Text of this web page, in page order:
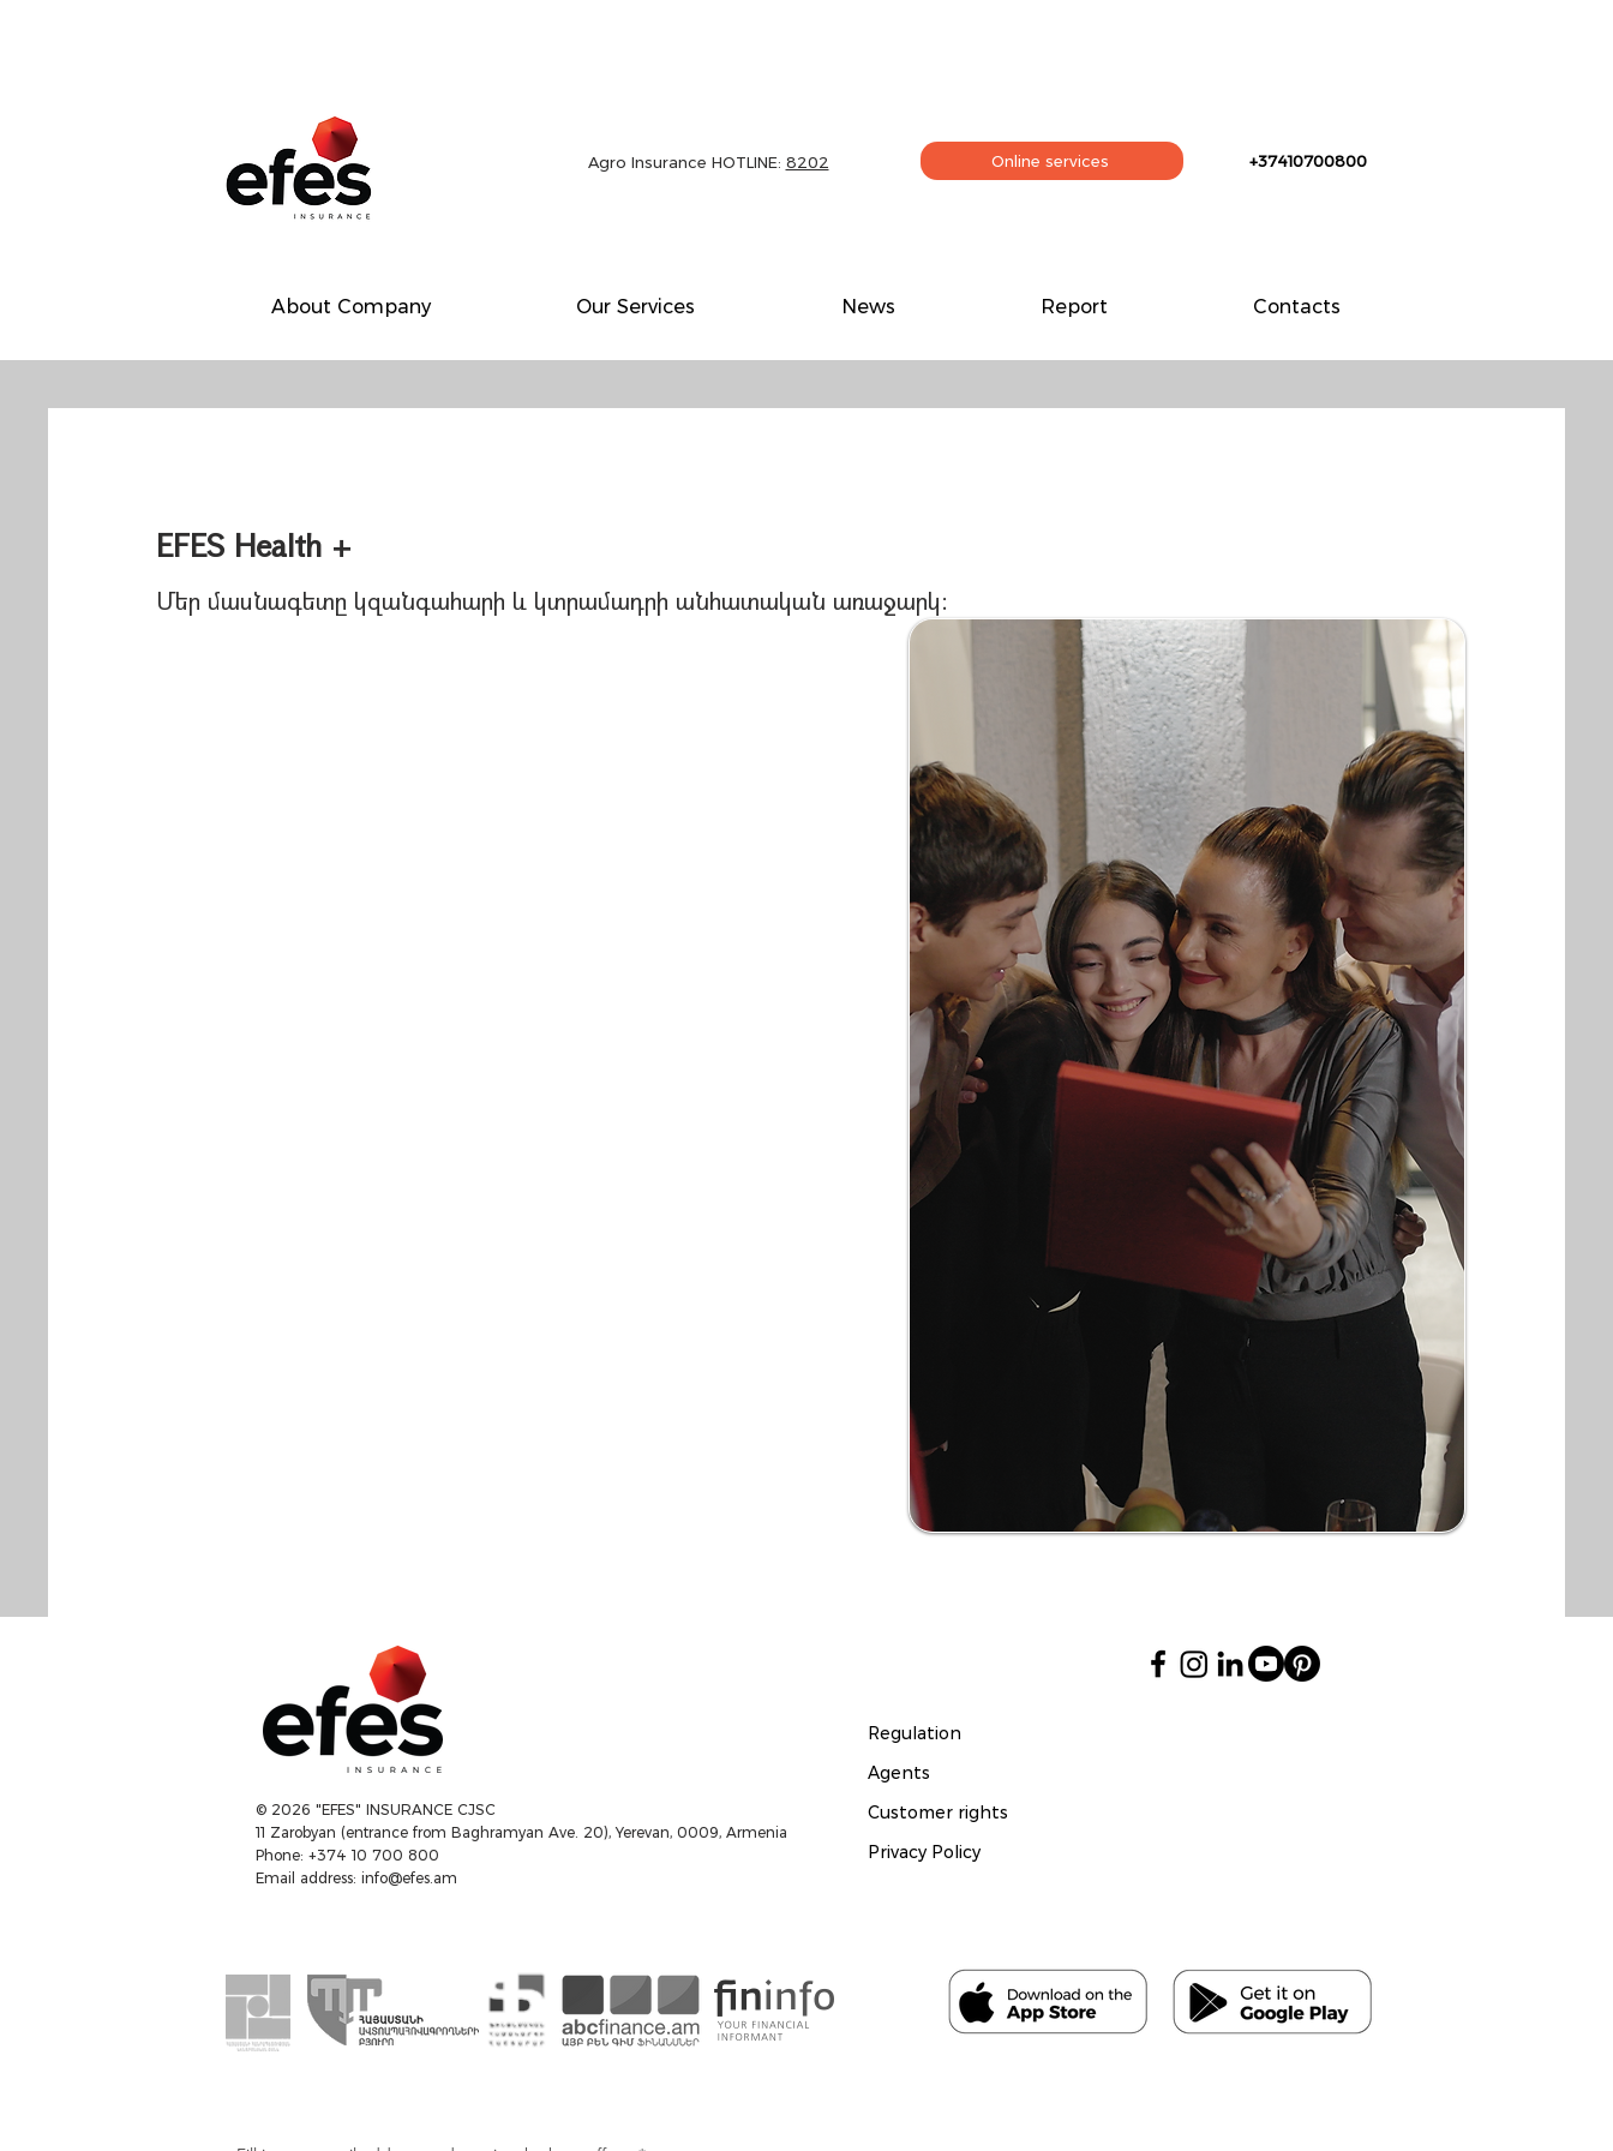
Agro Insurance HOTLINE: 8202 Online services +37410700800
About Company Our Services News Report Contacts
EFES Health +
Մեր մասնագետը կզանգահարի և կտրամադրի անհատական առաջարկ։
© 2026 "EFES" INSURANCE CJSC
11 Zarobyan (entrance from Baghramyan Ave. 20), Yerevan, 0009, Armenia
Phone: +374 10 700 800
Email address: info@efes.am
Regulation
Agents
Customer rights
Privacy Policy